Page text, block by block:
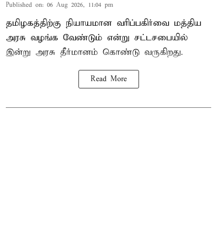
Published on: 06 Aug 2026, 11:04 pm
தமிழகத்திற்கு நியாயமான வரிப்பகிர்வை மத்திய
அரசு வழங்க வேண்டும் என்று சட்டசபையில்
இன்று அரசு தீர்மானம் கொண்டு வருகிறது.
Read More